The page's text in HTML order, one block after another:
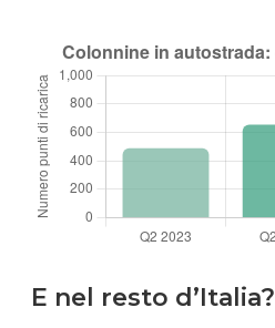
E nel resto d’Italia?